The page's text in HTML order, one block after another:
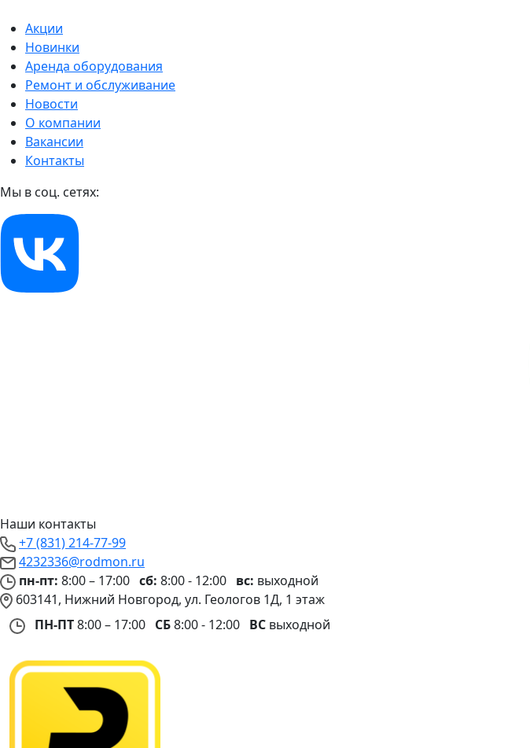
Акции
Новинки
Аренда оборудования
Ремонт и обслуживание
Новости
О компании
Вакансии
Контакты
Мы в соц. сетях:
Наши контакты
+7 (831) 214-77-99
4232336@rodmon.ru
пн-пт: 8:00 – 17:00 сб: 8:00 - 12:00 вс: выходной
603141, Нижний Новгород, ул. Геологов 1Д, 1 этаж
ПН-ПТ8:00 – 17:00 СБ8:00 - 12:00 ВС выходной